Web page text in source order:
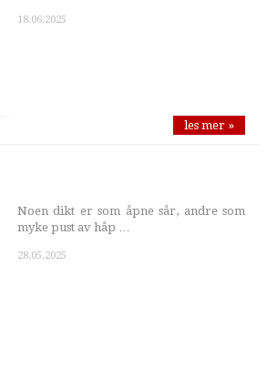
18.06.2025
les mer »
Noen dikt er som åpne sår, andre som
myke pust av håp …
28.05.2025